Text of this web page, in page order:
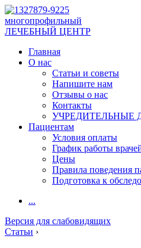
многопрофильный
ЛЕЧЕБНЫЙ ЦЕНТР
Главная
О нас
Статьи и советы
Напишите нам
Отзывы о нас
Контакты
УЧРЕДИТЕЛЬНЫЕ
Пациентам
Условия оплаты
График работы
Цены
Правила поведения
Подготовка к
...
Версия для слабовидящих
Статьи ›